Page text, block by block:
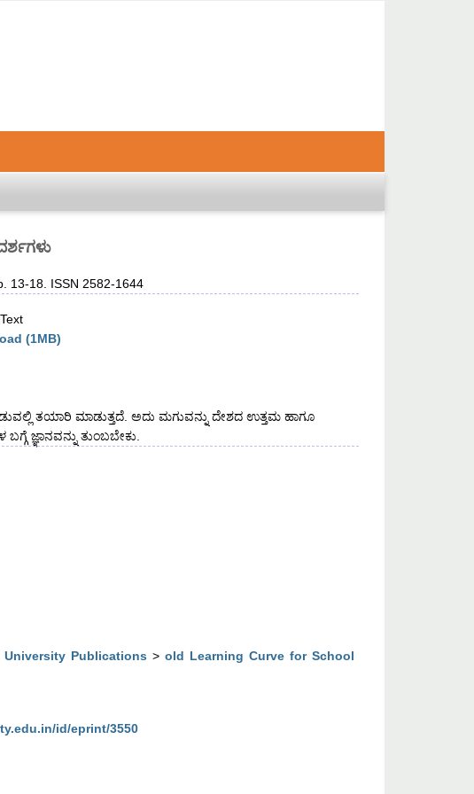
13-18. ISSN 2582-1644
Text
(1MB)
ತಯಾರಿ ಮಾಡುತ್ತದೆ. ಅದು ಮಗುವನ್ನು ದೇಶದ ಉತ್ತಮ ಹಾಗೂ
ಜ್ಞಾನವನ್ನು ತುಂಬಬೇಕು.
University Publications > old Learning Curve for School
id/eprint/3550